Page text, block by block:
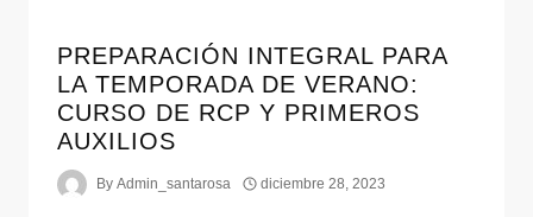
PREPARACIÓN INTEGRAL PARA
LA TEMPORADA DE VERANO:
CURSO DE RCP Y PRIMEROS
AUXILIOS
By Admin_santarosa diciembre 28, 2023